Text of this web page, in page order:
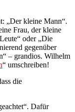
„Der kleine Mann“.
Frau, der kleine
oder „Die
gegenüber
– grandios. Wilhelm
“ umschreiben!
die
Dafür